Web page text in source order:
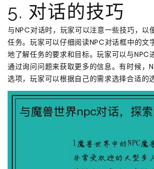
5. 对话的技巧
与NPC对话时，玩家可以注意一些技巧，以
任务。玩家可以仔细阅读NPC对话框中的文
地了解任务的要求和目标。玩家可以与NPC
通过询问问题来获取更多的信息。有时候，
选项，玩家可以根据自己的需求选择合适的